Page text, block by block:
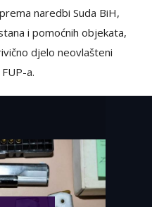
naredbi Suda BiH,
i pomoćnih objekata,
djelo neovlašteni
a.